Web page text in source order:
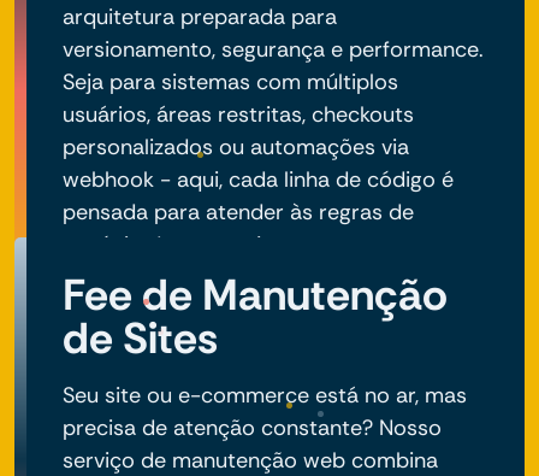
arquitetura preparada para
versionamento, segurança e performance.
Seja para sistemas com múltiplos
usuários, áreas restritas, checkouts
personalizados ou automações via
webhook - aqui, cada linha de código é
pensada para atender às regras de
negócio do seu projeto.
Fee de Manutenção
de Sites
Seu site ou e-commerce está no ar, mas
precisa de atenção constante? Nosso
serviço de manutenção web combina